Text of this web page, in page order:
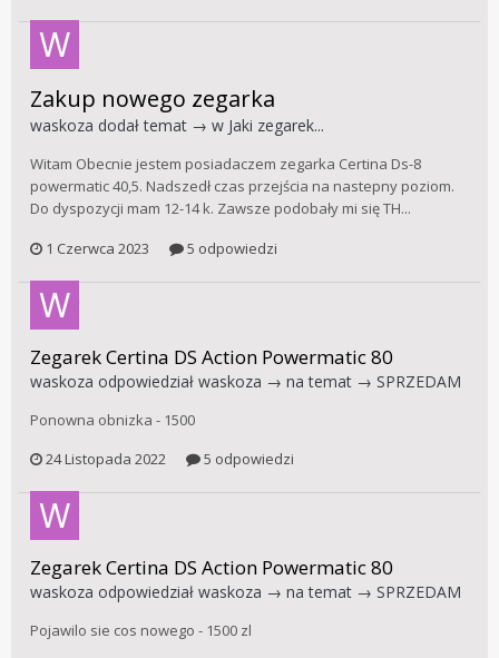
Zakup nowego zegarka
waskoza dodał temat → w Jaki zegarek...
Witam Obecnie jestem posiadaczem zegarka Certina Ds-8
powermatic 40,5. Nadszedł czas przejścia na nastepny poziom.
Do dyspozycji mam 12-14 k. Zawsze podobały mi się TH...
1 Czerwca 2023
5 odpowiedzi
Zegarek Certina DS Action Powermatic 80
waskoza odpowiedział waskoza → na temat → SPRZEDAM
Ponowna obnizka - 1500
24 Listopada 2022
5 odpowiedzi
Zegarek Certina DS Action Powermatic 80
waskoza odpowiedział waskoza → na temat → SPRZEDAM
Pojawilo sie cos nowego - 1500 zl